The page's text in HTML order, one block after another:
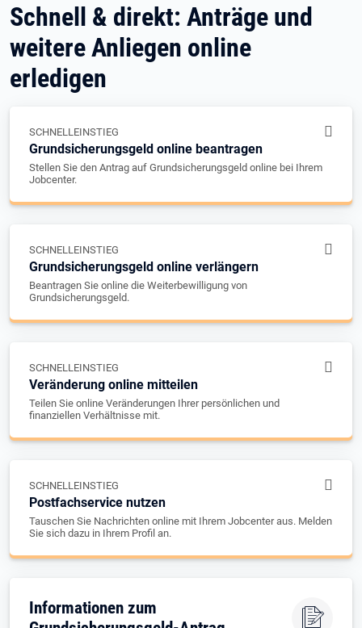
Schnell & direkt: Anträge und
weitere Anliegen online
erledigen
SCHNELLEINSTIEG
Grundsicherungsgeld online beantragen
Stellen Sie den Antrag auf Grundsicherungsgeld online bei Ihrem
Jobcenter.
SCHNELLEINSTIEG
Grundsicherungsgeld online verlängern
Beantragen Sie online die Weiterbewilligung von
Grundsicherungsgeld.
SCHNELLEINSTIEG
Veränderung online mitteilen
Teilen Sie online Veränderungen Ihrer persönlichen und
finanziellen Verhältnisse mit.
SCHNELLEINSTIEG
Postfachservice nutzen
Tauschen Sie Nachrichten online mit Ihrem Jobcenter aus. Melden
Sie sich dazu in Ihrem Profil an.
Informationen zum